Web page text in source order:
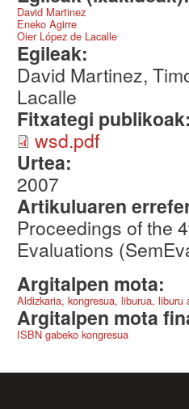
David Martinez
Eneko Agirre
Oier López de Lacalle
Egileak:
David Martinez,
Lacalle
Fitxategi
wsd.pdf
Urtea:
2007
Artikuluaren
Proceedings of the
Evaluations
Argitalpen mota:
Aldizkaria, kongresua, liburua,
Argitalpen mota
ISBN gabeko kongresua